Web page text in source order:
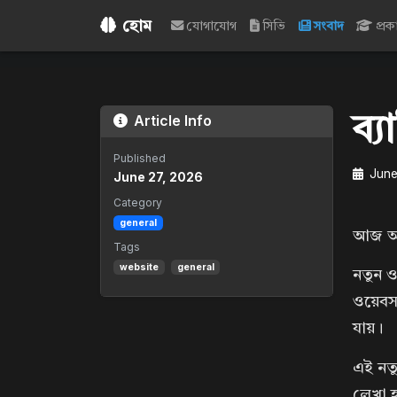
হোম যোগাযোগ সিভি সংবাদ
Article Info
Published
June 27, 2026
Category
general
Tags
website general
আজ
নতুন
যায়।
এই